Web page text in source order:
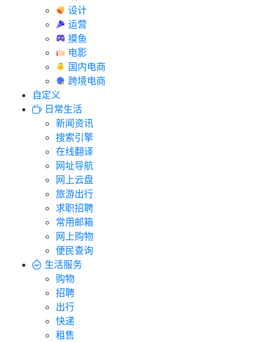
设计
运营
摸鱼
电影
国内电商
跨境电商
自定义
日常生活
新闻资讯
搜索引擎
在线翻译
网址导航
网上云盘
旅游出行
求职招聘
常用邮箱
网上购物
便民查询
生活服务
购物
招聘
出行
快递
租售